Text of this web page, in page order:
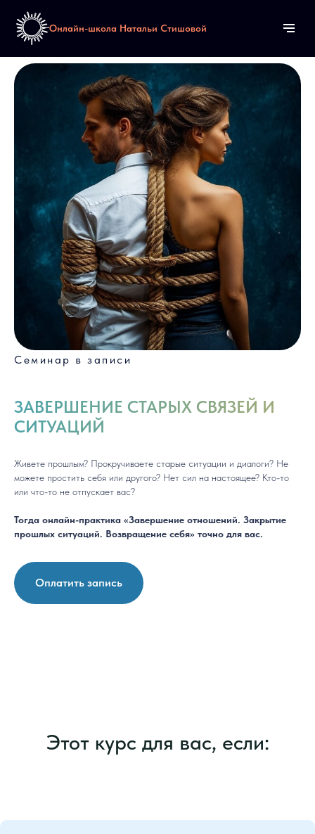
Онлайн-школа Натальи Стишовой
Семинар в записи
ЗАВЕРШЕНИЕ СТАРЫХ СВЯЗЕЙ И
СИТУАЦИЙ
Живете прошлым? Прокручиваете старые ситуации и диалоги? Не
можете простить себя или другого? Нет сил на настоящее? Кто-то
или что-то не отпускает вас?
Тогда онлайн-практика «Завершение отношений. Закрытие
прошлых ситуаций. Возвращение себя» точно для вас.
Оплатить запись
Этот курс для вас, если: